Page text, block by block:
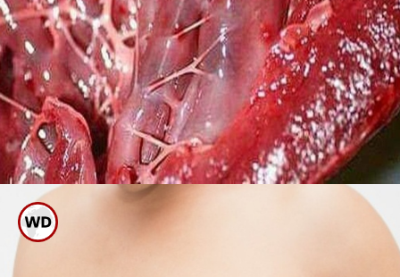
ಹೃದಯ ಸ್ನೇಹೀ ಒಣ ಹಣ್ಣಾಗಿದ್ದು,